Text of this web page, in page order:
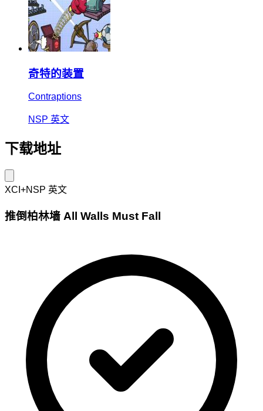
奇特的装置
Contraptions
NSP 英文
下载地址
XCI+NSP 英文
推倒柏林墙 All Walls Must Fall